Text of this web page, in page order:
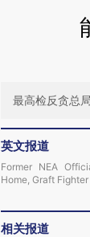
最高检反贪总
英文报道
Former NEA
Home, Graft
相关报道